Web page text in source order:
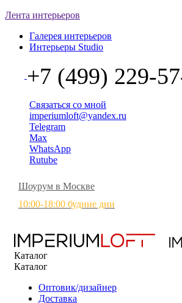
Лента интерьеров
Галерея интерьеров
Интерьеры Studio
+7 (499) 229-
Связаться со мной
imperiumloft@yandex.ru
Telegram
Max
WhatsApp
Rutube
Шоурум в Москве
10:00-18:00 будние дни
Каталог
Каталог
Оптовик/дизайнер
Доставка